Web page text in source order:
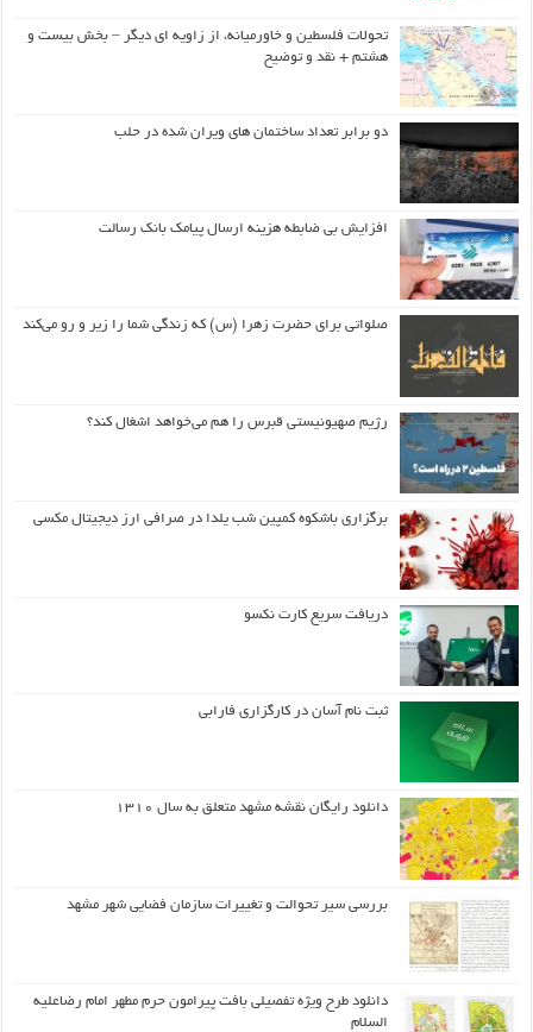
تحولات فلسطین و خاورمیانه، از زاویه ای دیگر – بخش بیست و
هشتم + نقد و توضیح
دو برابر تعداد ساختمان های ویران شده در حلب
افزایش بی ضابطه هزینه ارسال پیامک بانک رسالت
صلواتی برای حضرت زهرا (س) که زندگی شما را زیر و رو می‌کند
رژیم صهیونیستی قبرس را هم می‌خواهد اشغال کند؟
برگزاری باشکوه کمپین شب یلدا در صرافی ارز دیجیتال مکسی
دریافت سریع کارت نکسو
ثبت نام آسان در کارگزاری فارابی
دانلود رایگان نقشه مشهد متعلق به سال ۱۳۱۰
بررسی سیر تحوالت و تغییرات سازمان فضایی شهر مشهد
دانلود طرح ويژه تفصيلي بافت پيرامون حرم مطهر امام رضاعليه
السلام